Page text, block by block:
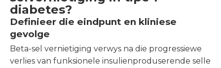
diabetes?
Definieer die eindpunt en kliniese
gevolge
Beta-sel vernietiging verwys na die progressiewe
verlies van funksionele insulienproduserende selle